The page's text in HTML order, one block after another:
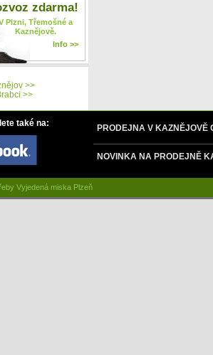
zdarma!
Plzni, Třemošné a
Kaznějově.
Info >>
>>
>>
také na: PRODEJNA V KAZNĚJOVĚ
NOVINKA NA PRODEJNĚ
Vyjedená miska Plzeň